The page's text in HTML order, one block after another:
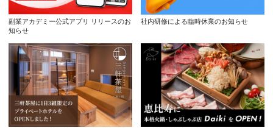
副業アカデミー公式アプリ リリースのお
知らせ
社内研修による臨時休業のお知らせ